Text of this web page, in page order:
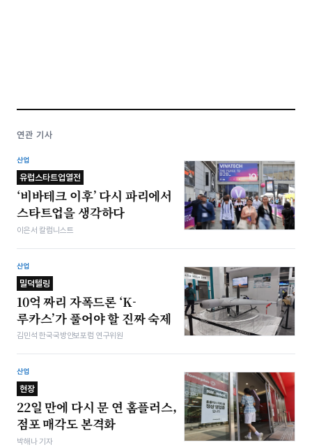
연관 기사
산업
유럽스타트업열전
‘비바테크 이후’ 다시 파리에서
스타트업을 생각하다
이은서 칼럼니스트
산업
밀덕텔링
10억 짜리 자폭드론 ‘K-
루카스’가 풀어야 할 진짜 숙제
김민석 한국국방안보포럼 연구위원
산업
현장
22일 만에 다시 문 연 홈플러스,
점포 매각도 본격화
박해나 기자